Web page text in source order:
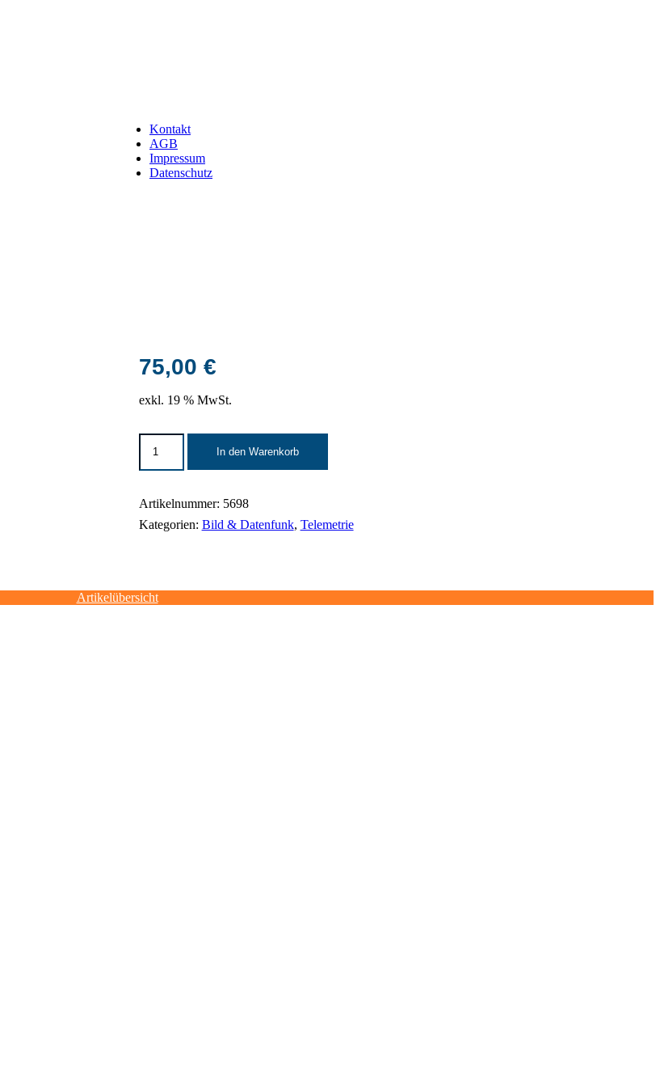
Kontakt
AGB
Impressum
Datenschutz
75,00 €
exkl. 19 % MwSt.
CC-
Receiver-
Modul
RIO
|
Cyanview
In den Warenkorb
Artikelnummer: 5698
Kategorien: Bild & Datenfunk, Telemetrie
Artikelübersicht